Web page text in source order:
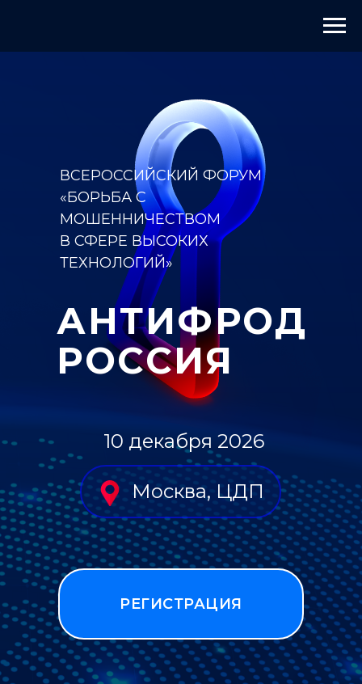
ВСЕРОССИЙСКИЙ ФОРУМ
«БОРЬБА С
МОШЕННИЧЕСТВОМ
В СФЕРЕ ВЫСОКИХ
ТЕХНОЛОГИЙ»
АНТИФРОД
РОССИЯ
РЕГИСТРАЦИЯ
10 декабря 2026
Москва, ЦДП